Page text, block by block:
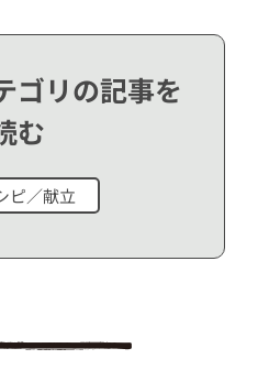
ゴリの記事を
む
ピ／献立